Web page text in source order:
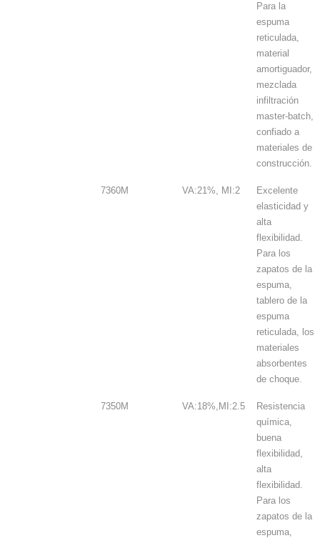
Para la
espuma
reticulada,
material
amortiguador,
mezclada
infiltración
master-batch,
confiado a
materiales de
construcción.
7360M VA:21%, MI:2
Excelente
elasticidad y
alta
flexibilidad.
Para los
zapatos de la
espuma,
tablero de la
espuma
reticulada, los
materiales
absorbentes
de choque.
7350M VA:18%,MI:2.5
Resistencia
química,
buena
flexibilidad,
alta
flexibilidad.
Para los
zapatos de la
espuma,